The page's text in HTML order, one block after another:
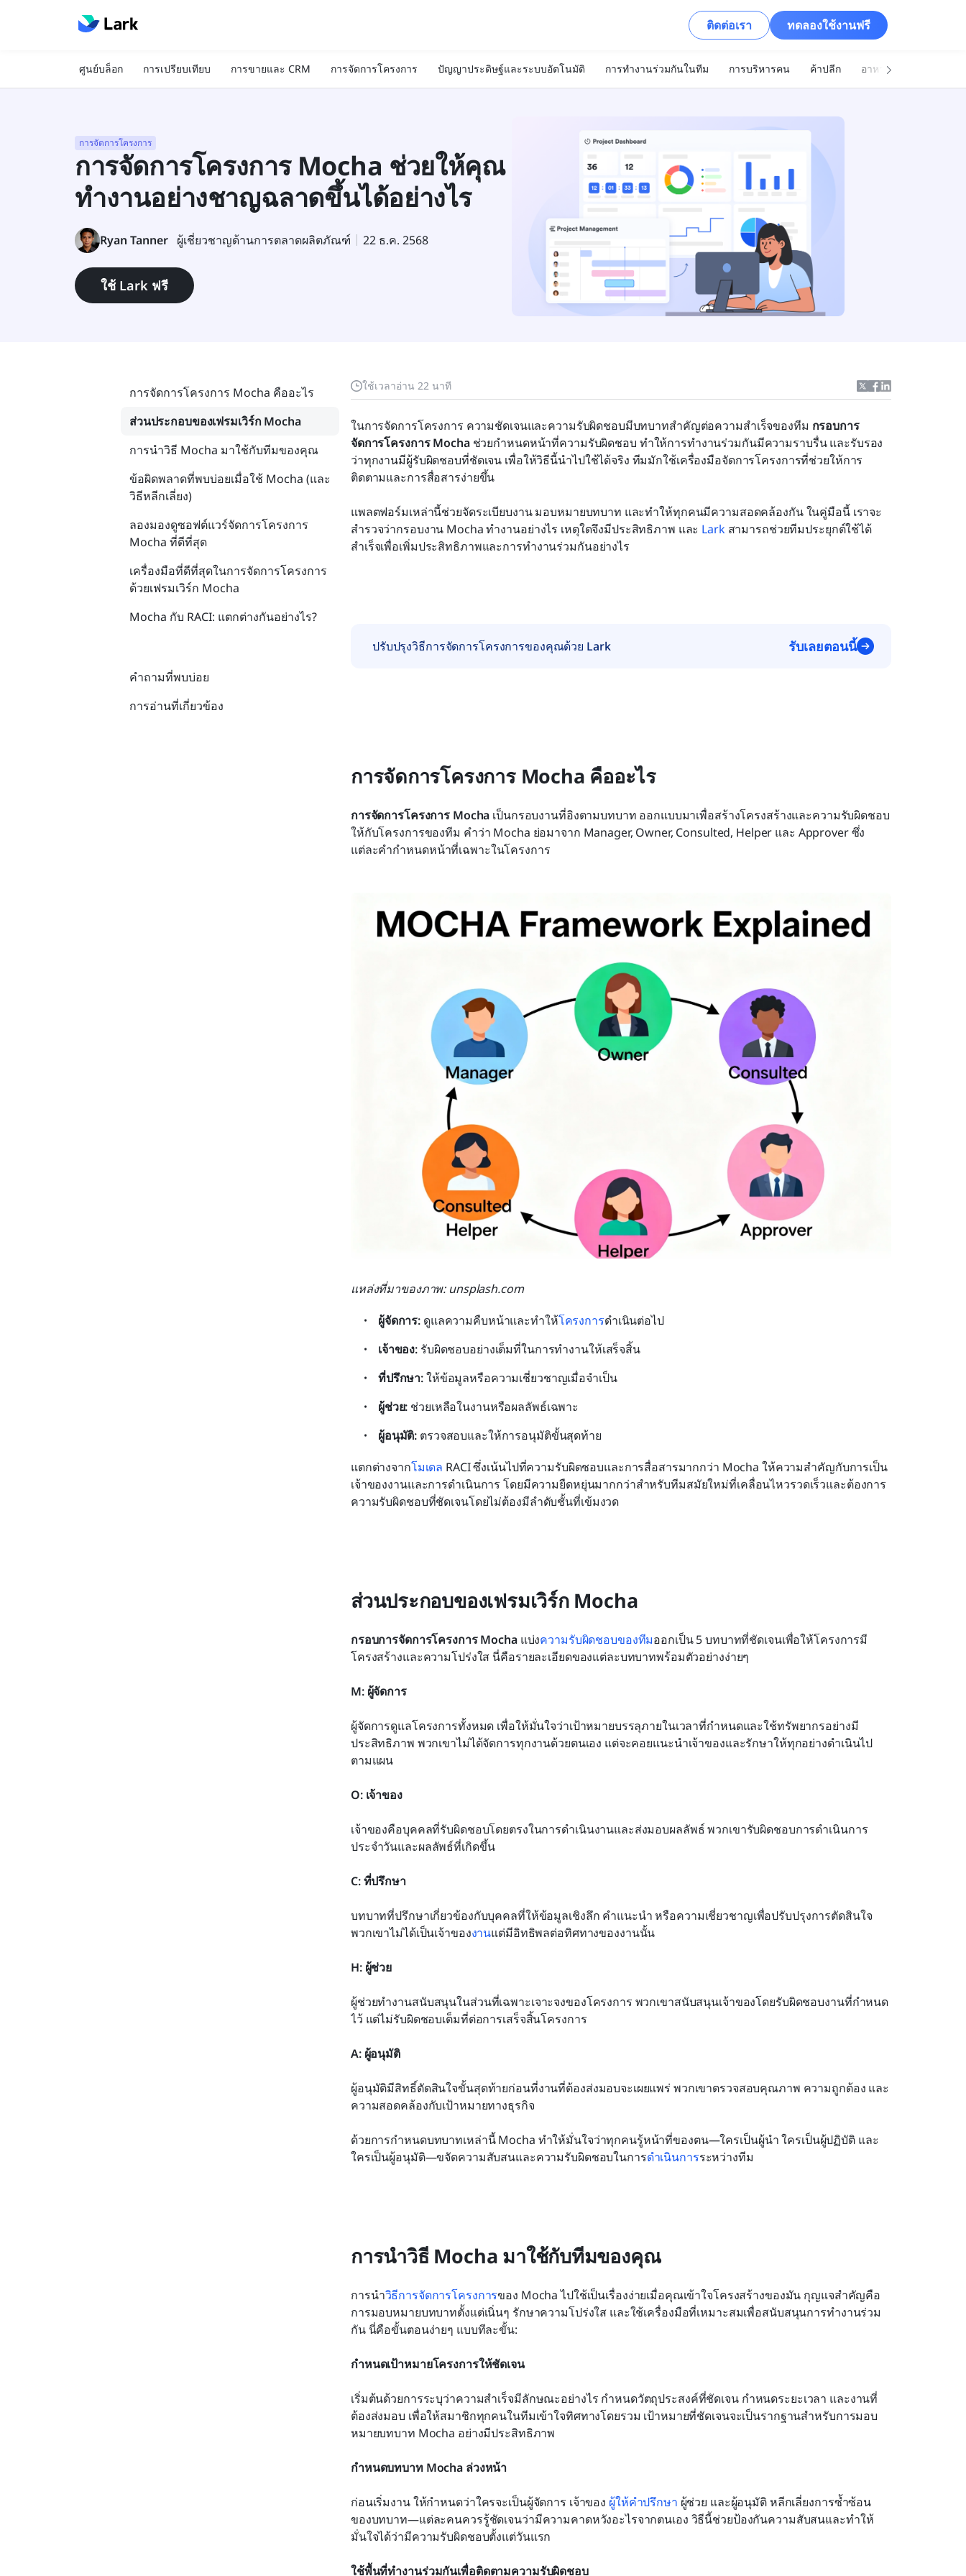
ติดต่อเรา ทดลองใช้งานฟรี
ศูนย์บล็อก การเปรียบเทียบ การขายและ CRM การจัดการโครงการ ปัญญาประดิษฐ์และระบบอัตโนมัติ การทำงานร่วมกันในทีม การบริหารคน ค้าปลีก อาหารและเครื่องดื่ม
การจัดการโครงการ
การจัดการโครงการ Mocha ช่วยให้คุณ
ทำงานอย่างชาญฉลาดขึ้นได้อย่างไร
Ryan Tanner ผู้เชี่ยวชาญด้านการตลาดผลิตภัณฑ์ 22 ธ.ค. 2568
ใช้ Lark ฟรี
ใช้เวลาอ่าน 22 นาที
ในการจัดการโครงการ ความชัดเจนและความรับผิดชอบมีบทบาทสำคัญต่อความสำเร็จของทีม กรอบการ
จัดการโครงการ Mocha ช่วยกำหนดหน้าที่ความรับผิดชอบ ทำให้การทำงานร่วมกันมีความราบรื่น และรับรอง
ว่าทุกงานมีผู้รับผิดชอบที่ชัดเจน เพื่อให้วิธีนี้นำไปใช้ได้จริง ทีมมักใช้เครื่องมือจัดการโครงการที่ช่วยให้การ
ติดตามและการสื่อสารง่ายขึ้น
แพลตฟอร์มเหล่านี้ช่วยจัดระเบียบงาน มอบหมายบทบาท และทำให้ทุกคนมีความสอดคล้องกัน ในคู่มือนี้ เราจะ
สำรวจว่ากรอบงาน Mocha ทำงานอย่างไร เหตุใดจึงมีประสิทธิภาพ และ Lark สามารถช่วยทีมประยุกต์ใช้ได้
สำเร็จเพื่อเพิ่มประสิทธิภาพและการทำงานร่วมกันอย่างไร
ปรับปรุงวิธีการจัดการโครงการของคุณด้วย Lark รับเลยตอนนี้
การจัดการโครงการ Mocha คืออะไร
การจัดการโครงการ Mocha เป็นกรอบงานที่อิงตามบทบาท ออกแบบมาเพื่อสร้างโครงสร้างและความรับผิดชอบ
ให้กับโครงการของทีม คำว่า Mocha ย่อมาจาก Manager, Owner, Consulted, Helper และ Approver ซึ่ง
แต่ละคำกำหนดหน้าที่เฉพาะในโครงการ
แหล่งที่มาของภาพ: unsplash.com
ผู้จัดการ: ดูแลความคืบหน้าและทำให้โครงการดำเนินต่อไป
เจ้าของ: รับผิดชอบอย่างเต็มที่ในการทำงานให้เสร็จสิ้น
ที่ปรึกษา: ให้ข้อมูลหรือความเชี่ยวชาญเมื่อจำเป็น
ผู้ช่วย: ช่วยเหลือในงานหรือผลลัพธ์เฉพาะ
ผู้อนุมัติ: ตรวจสอบและให้การอนุมัติขั้นสุดท้าย
แตกต่างจากโมเดล RACI ซึ่งเน้นไปที่ความรับผิดชอบและการสื่อสารมากกว่า Mocha ให้ความสำคัญกับการเป็น
เจ้าของงานและการดำเนินการ โดยมีความยืดหยุ่นมากกว่าสำหรับทีมสมัยใหม่ที่เคลื่อนไหวรวดเร็วและต้องการ
ความรับผิดชอบที่ชัดเจนโดยไม่ต้องมีลำดับชั้นที่เข้มงวด
ส่วนประกอบของเฟรมเวิร์ก Mocha
กรอบการจัดการโครงการ Mocha แบ่งความรับผิดชอบของทีมออกเป็น 5 บทบาทที่ชัดเจนเพื่อให้โครงการมี
โครงสร้างและความโปร่งใส นี่คือรายละเอียดของแต่ละบทบาทพร้อมตัวอย่างง่ายๆ
M: ผู้จัดการ
ผู้จัดการดูแลโครงการทั้งหมด เพื่อให้มั่นใจว่าเป้าหมายบรรลุภายในเวลาที่กำหนดและใช้ทรัพยากรอย่างมี
ประสิทธิภาพ พวกเขาไม่ได้จัดการทุกงานด้วยตนเอง แต่จะคอยแนะนำเจ้าของและรักษาให้ทุกอย่างดำเนินไป
ตามแผน
O: เจ้าของ
เจ้าของคือบุคคลที่รับผิดชอบโดยตรงในการดำเนินงานและส่งมอบผลลัพธ์ พวกเขารับผิดชอบการดำเนินการ
ประจำวันและผลลัพธ์ที่เกิดขึ้น
C: ที่ปรึกษา
บทบาทที่ปรึกษาเกี่ยวข้องกับบุคคลที่ให้ข้อมูลเชิงลึก คำแนะนำ หรือความเชี่ยวชาญเพื่อปรับปรุงการตัดสินใจ
พวกเขาไม่ได้เป็นเจ้าของงานแต่มีอิทธิพลต่อทิศทางของงานนั้น
H: ผู้ช่วย
ผู้ช่วยทำงานสนับสนุนในส่วนที่เฉพาะเจาะจงของโครงการ พวกเขาสนับสนุนเจ้าของโดยรับผิดชอบงานที่กำหนด
ไว้ แต่ไม่รับผิดชอบเต็มที่ต่อการเสร็จสิ้นโครงการ
A: ผู้อนุมัติ
ผู้อนุมัติมีสิทธิ์ตัดสินใจขั้นสุดท้ายก่อนที่งานที่ต้องส่งมอบจะเผยแพร่ พวกเขาตรวจสอบคุณภาพ ความถูกต้อง และ
ความสอดคล้องกับเป้าหมายทางธุรกิจ
ด้วยการกำหนดบทบาทเหล่านี้ Mocha ทำให้มั่นใจว่าทุกคนรู้หน้าที่ของตน—ใครเป็นผู้นำ ใครเป็นผู้ปฏิบัติ และ
ใครเป็นผู้อนุมัติ—ขจัดความสับสนและความรับผิดชอบในการดำเนินการระหว่างทีม
การนำวิธี Mocha มาใช้กับทีมของคุณ
การนำวิธีการจัดการโครงการของ Mocha ไปใช้เป็นเรื่องง่ายเมื่อคุณเข้าใจโครงสร้างของมัน กุญแจสำคัญคือ
การมอบหมายบทบาทตั้งแต่เนิ่นๆ รักษาความโปร่งใส และใช้เครื่องมือที่เหมาะสมเพื่อสนับสนุนการทำงานร่วม
กัน นี่คือขั้นตอนง่ายๆ แบบทีละขั้น:
กำหนดเป้าหมายโครงการให้ชัดเจน
เริ่มต้นด้วยการระบุว่าความสำเร็จมีลักษณะอย่างไร กำหนดวัตถุประสงค์ที่ชัดเจน กำหนดระยะเวลา และงานที่
ต้องส่งมอบ เพื่อให้สมาชิกทุกคนในทีมเข้าใจทิศทางโดยรวม เป้าหมายที่ชัดเจนจะเป็นรากฐานสำหรับการมอบ
หมายบทบาท Mocha อย่างมีประสิทธิภาพ
กำหนดบทบาท Mocha ล่วงหน้า
ก่อนเริ่มงาน ให้กำหนดว่าใครจะเป็นผู้จัดการ เจ้าของ ผู้ให้คำปรึกษา ผู้ช่วย และผู้อนุมัติ หลีกเลี่ยงการซ้ำซ้อน
ของบทบาท—แต่ละคนควรรู้ชัดเจนว่ามีความคาดหวังอะไรจากตนเอง วิธีนี้ช่วยป้องกันความสับสนและทำให้
มั่นใจได้ว่ามีความรับผิดชอบตั้งแต่วันแรก
ใช้พื้นที่ทำงานร่วมกันเพื่อติดตามความรับผิดชอบ
การจัดการโครงการ Mocha คืออะไร
ส่วนประกอบของเฟรมเวิร์ก Mocha
การนำวิธี Mocha มาใช้กับทีมของคุณ
ข้อผิดพลาดที่พบบ่อยเมื่อใช้ Mocha (และ
วิธีหลีกเลี่ยง)
ลองมองดูซอฟต์แวร์จัดการโครงการ
Mocha ที่ดีที่สุด
เครื่องมือที่ดีที่สุดในการจัดการโครงการ
ด้วยเฟรมเวิร์ก Mocha
Mocha กับ RACI: แตกต่างกันอย่างไร?
คำถามที่พบบ่อย
การอ่านที่เกี่ยวข้อง